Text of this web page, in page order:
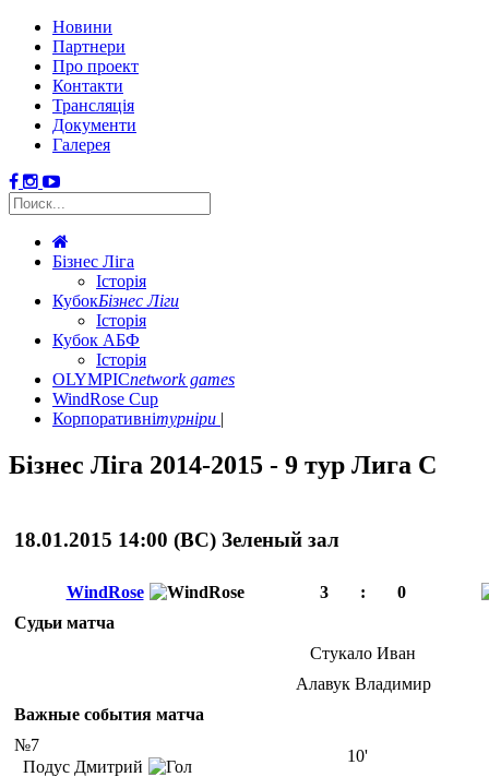
Новини
Партнери
Про проект
Контакти
Трансляція
Документи
Галерея
Бізнес Ліга
Історія
КубокБізнес Ліги
Історія
Кубок АБФ
Історія
OLYMPICnetwork games
WindRose Cup
Корпоративнітурніри
Бізнес Ліга 2014-2015 - 9 тур Лига С
18.01.2015 14:00 (ВС) Зеленый зал
WindRose 3 :
0
Судьи матча
Стукало Иван
Алавук Владимир
Важные события матча
№7
Подус Дмитрий
10'